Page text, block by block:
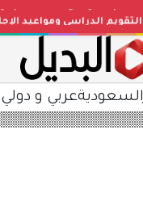
السعوديةعربي و دولي